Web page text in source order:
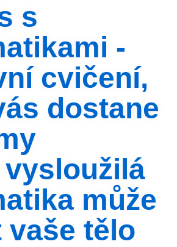
s
-
cvičení,
dostane
vysloužilá
může
vaše tělo